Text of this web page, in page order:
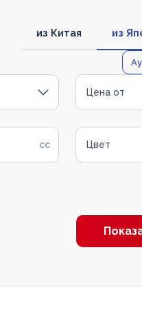
из Китая из
Цена от
Цвет